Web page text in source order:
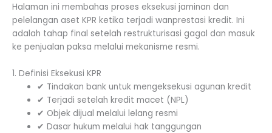
Halaman ini membahas proses eksekusi jaminan dan
pelelangan aset KPR ketika terjadi wanprestasi kredit. Ini
adalah tahap final setelah restrukturisasi gagal dan masuk
ke penjualan paksa melalui mekanisme resmi.
1. Definisi Eksekusi KPR
✔ Tindakan bank untuk mengeksekusi agunan kredit
✔ Terjadi setelah kredit macet (NPL)
✔ Objek dijual melalui lelang resmi
✔ Dasar hukum melalui hak tanggungan